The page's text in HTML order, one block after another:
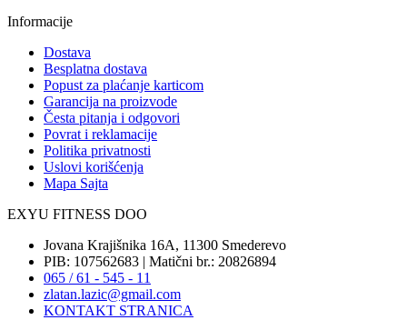
Informacije
Dostava
Besplatna dostava
Popust za plaćanje karticom
Garancija na proizvode
Česta pitanja i odgovori
Povrat i reklamacije
Politika privatnosti
Uslovi korišćenja
Mapa Sajta
EXYU FITNESS DOO
Jovana Krajišnika 16A, 11300 Smederevo
PIB: 107562683 | Matični br.: 20826894
065 / 61 - 545 - 11
zlatan.lazic@gmail.com
KONTAKT STRANICA